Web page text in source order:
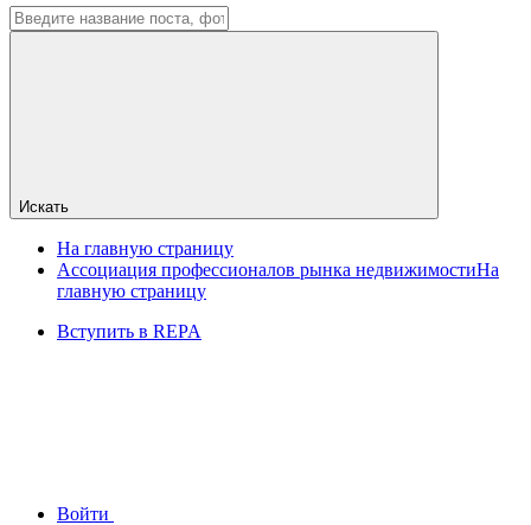
Искать
На главную страницу
Ассоциация профессионалов рынка недвижимостиНа
главную страницу
Вступить в REPA
Войти